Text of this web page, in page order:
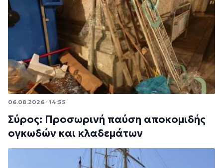
06.08.2026 · 14:55
Σύρος: Προσωρινή παύση αποκομιδής
ογκωδών και κλαδεμάτων